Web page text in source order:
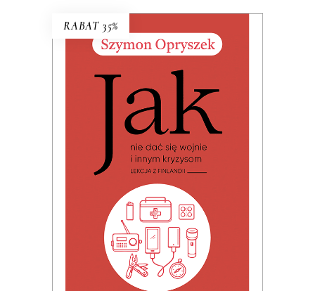
RABAT 35%
JAK NIE DAĆ SIĘ WOJNIE I
INNYM KRYZYSOM. LEKCJA Z
FINLANDII
Premiera 19 czerwca 2026
49.99 zł 32.49
KSIĄŻKA DO KOSZYKA